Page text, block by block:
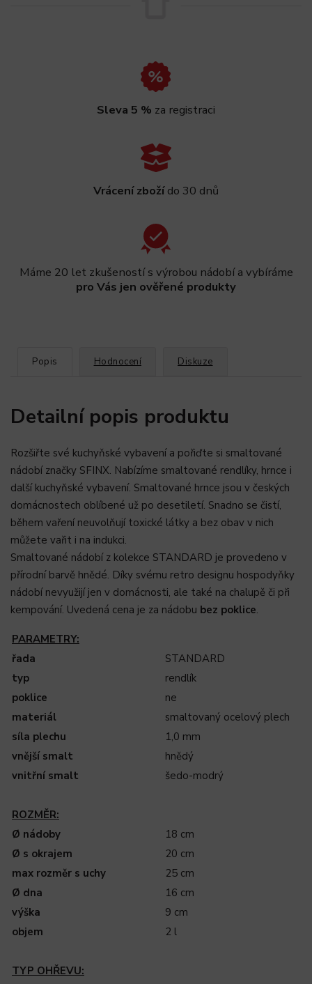
Sleva 5 % za registraci
Vrácení zbožído 30 dnů
Máme 20 let zkušeností s výrobou nádobí a vybíráme
pro Vás jen ověřené produkty
Popis Hodnocení Diskuze
Detailní popis produktu
Rozšiřte své kuchyňské vybavení a pořiďte si smaltované
nádobí značky SFINX. Nabízíme smaltované rendlíky, hrnce i
další kuchyňské vybavení. Smaltované hrnce jsou v českých
domácnostech oblíbené už po desetiletí. Snadno se čistí,
během vaření neuvolňují toxické látky a bez obav v nich
můžete vařit i na indukci.
Smaltované nádobí z kolekce STANDARD je provedeno v
přírodní barvě hnědé. Díky svému retro designu hospodyňky
nádobí nevyužijí jen v domácnosti, ale také na chalupě či při
kempování. Uvedená cena je za nádobu bez poklice.
PARAMETRY:
řada
STANDARD
typ
rendlík
poklice
ne
materiál
smaltovaný ocelový plech
síla plechu
1,0 mm
vnější smalt
hnědý
vnitřní smalt
šedo-modrý
ROZMĚR:
Ø nádoby
18 cm
Ø s okrajem
20 cm
max rozměr s uchy
25 cm
Ø dna
16 cm
výška
9 cm
objem
2 l
TYP OHŘEVU: